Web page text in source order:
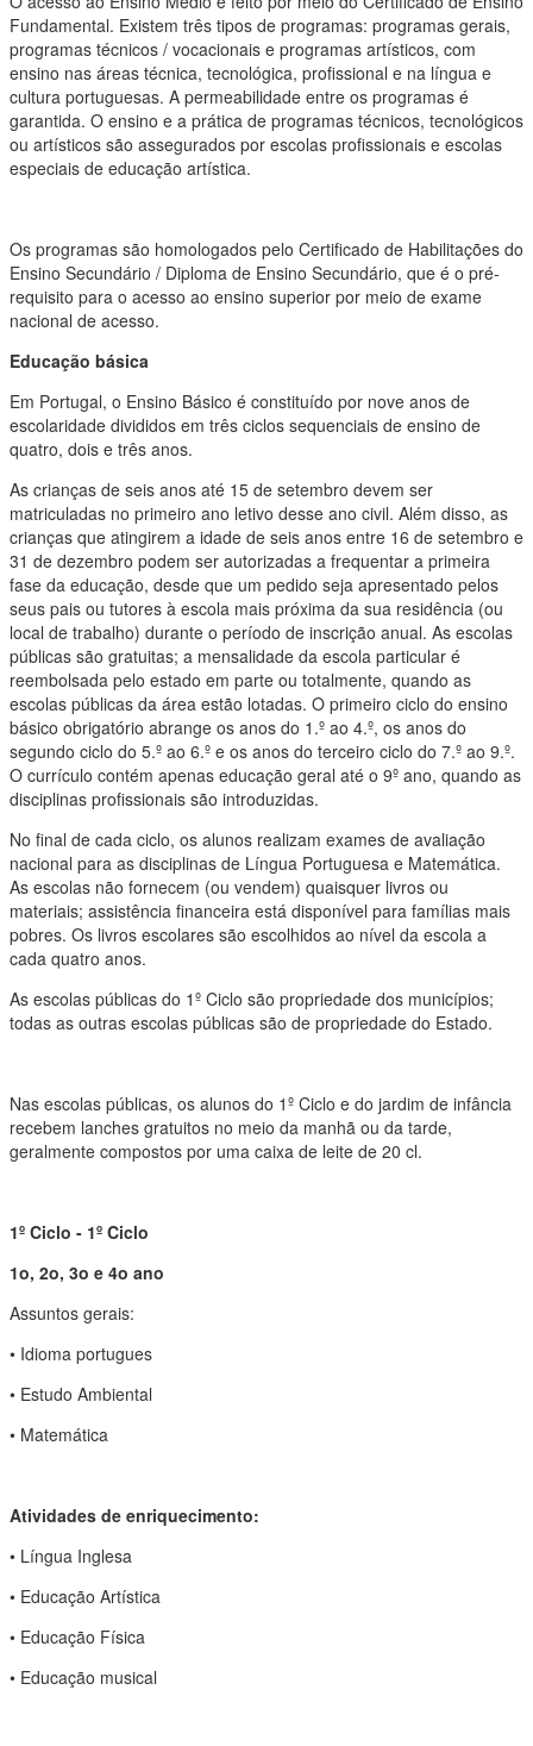
Fundamental. Existem três tipos de programas: programas gerais,
programas técnicos / vocacionais e programas artísticos, com
ensino nas áreas técnica, tecnológica, profissional e na língua e
cultura portuguesas. A permeabilidade entre os programas é
garantida. O ensino e a prática de programas técnicos, tecnológicos
ou artísticos são assegurados por escolas profissionais e escolas
especiais de educação artística.
Os programas são homologados pelo Certificado de Habilitações do
Ensino Secundário / Diploma de Ensino Secundário, que é o pré-
requisito para o acesso ao ensino superior por meio de exame
nacional de acesso.
Educação básica
Em Portugal, o Ensino Básico é constituído por nove anos de
escolaridade divididos em três ciclos sequenciais de ensino de
quatro, dois e três anos.
As crianças de seis anos até 15 de setembro devem ser
matriculadas no primeiro ano letivo desse ano civil. Além disso, as
crianças que atingirem a idade de seis anos entre 16 de setembro e
31 de dezembro podem ser autorizadas a frequentar a primeira
fase da educação, desde que um pedido seja apresentado pelos
seus pais ou tutores à escola mais próxima da sua residência (ou
local de trabalho) durante o período de inscrição anual. As escolas
públicas são gratuitas; a mensalidade da escola particular é
reembolsada pelo estado em parte ou totalmente, quando as
escolas públicas da área estão lotadas. O primeiro ciclo do ensino
básico obrigatório abrange os anos do 1.º ao 4.º, os anos do
segundo ciclo do 5.º ao 6.º e os anos do terceiro ciclo do 7.º ao 9.º.
O currículo contém apenas educação geral até o 9º ano, quando as
disciplinas profissionais são introduzidas.
No final de cada ciclo, os alunos realizam exames de avaliação
nacional para as disciplinas de Língua Portuguesa e Matemática.
As escolas não fornecem (ou vendem) quaisquer livros ou
materiais; assistência financeira está disponível para famílias mais
pobres. Os livros escolares são escolhidos ao nível da escola a
cada quatro anos.
As escolas públicas do 1º Ciclo são propriedade dos municípios;
todas as outras escolas públicas são de propriedade do Estado.
Nas escolas públicas, os alunos do 1º Ciclo e do jardim de infância
recebem lanches gratuitos no meio da manhã ou da tarde,
geralmente compostos por uma caixa de leite de 20 cl.
1º Ciclo - 1º Ciclo
1o, 2o, 3o e 4o ano
Assuntos gerais:
• Idioma portugues
• Estudo Ambiental
• Matemática
Atividades de enriquecimento:
• Língua Inglesa
• Educação Artística
• Educação Física
• Educação musical